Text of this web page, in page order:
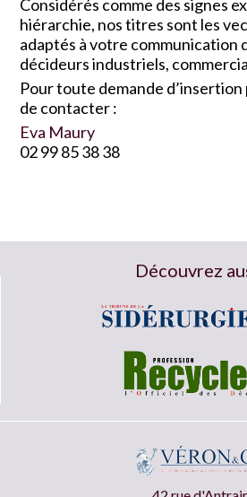
Considérés comme des signes
hiérarchie, nos titres sont les
adaptés à votre communication
décideurs industriels,
Pour toute demande
de contacter :
Eva Maury
02 99 85 38 38
Découvrez